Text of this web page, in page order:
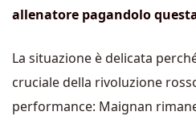
allenatore pagandolo
La situazione è delicata
cruciale della rivoluzione
performance: Maignan